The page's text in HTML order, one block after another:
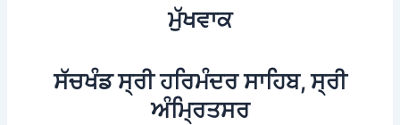
ਮੁੱਖਵਾਕ
ਸੱਚਖੰਡ ਸ੍ਰੀ ਹਰਿਮੰਦਰ ਸਾਹਿਬ, ਸ੍ਰੀ
ਅੰਮ੍ਰਿਤਸਰ